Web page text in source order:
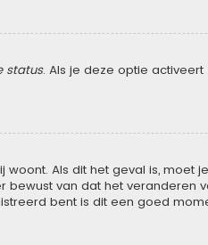
status. Als je deze optie
Als dit het geval is, moet
van dat het veranderen
bent is dit een goed